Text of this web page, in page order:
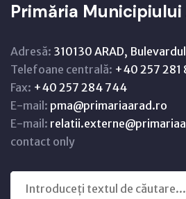
Primăria Municipiului
Adresă: 310130 ARAD,
Telefoane centrală: +40 257 281
Fax: +40 257 284 744
E-mail: pma@primariaarad.ro
E-mail:
contact only